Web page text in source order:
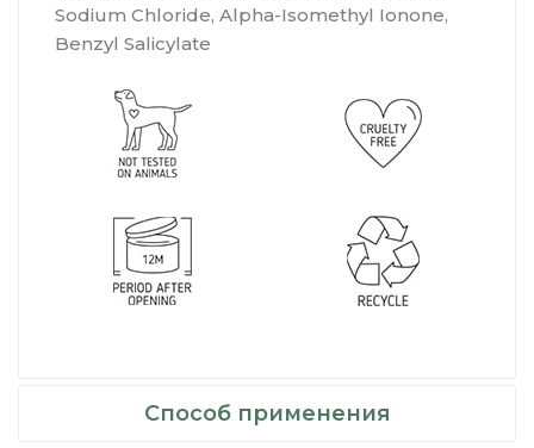
Sodium Chloride, Alpha-Isomethyl Ionone,
Benzyl Salicylate
Способ применения